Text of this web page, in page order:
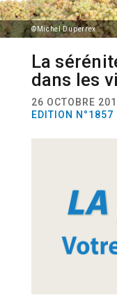
©Michel Duperrex
La
dans les
26 OCTOBRE
EDITION N°1857